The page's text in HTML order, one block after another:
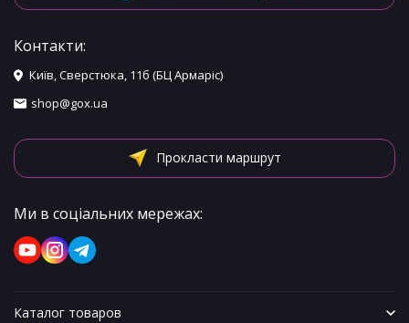
Контакти:
Київ, Сверстюка, 11б (БЦ Армаріс)
shop@gox.ua
Прокласти маршрут
Ми в соціальних мережах:
Каталог товаров